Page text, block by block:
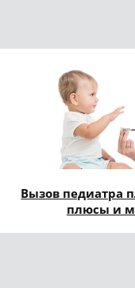
Вызов педиатра
плюсы и